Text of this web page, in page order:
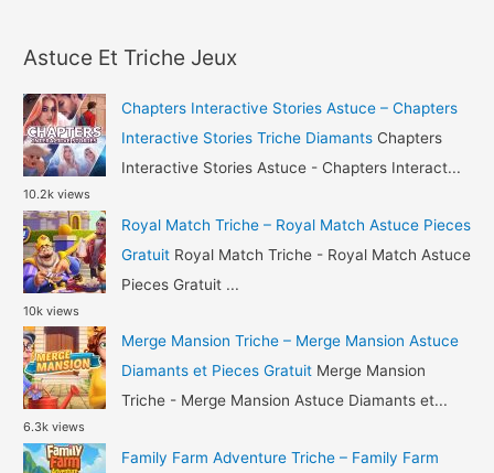
Alive
Diamants
et
Or
Gratuit
h
f
o
r
:
Astuce Et Triche Jeux
Chapters Interactive Stories Astuce – Chapters
Interactive Stories Triche Diamants Chapters
Interactive Stories Astuce - Chapters Interact...
10.2k views
Royal Match Triche – Royal Match Astuce Pieces
Gratuit Royal Match Triche - Royal Match Astuce
Pieces Gratuit ...
10k views
Merge Mansion Triche – Merge Mansion Astuce
Diamants et Pieces Gratuit Merge Mansion
Triche - Merge Mansion Astuce Diamants et...
6.3k views
Family Farm Adventure Triche – Family Farm